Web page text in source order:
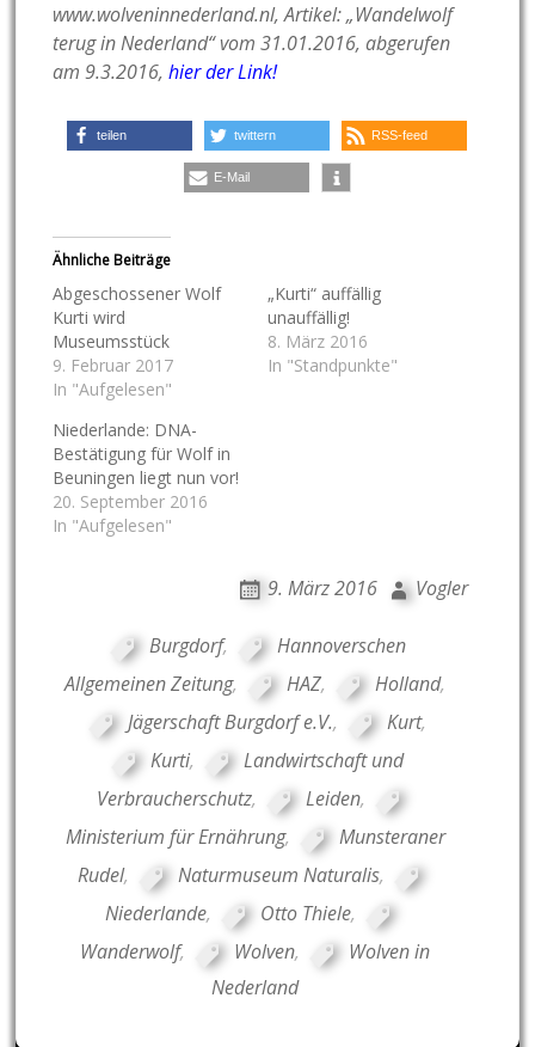
www.wolveninnederland.nl, Artikel: „Wandelwolf
terug in Nederland“ vom 31.01.2016, abgerufen
am 9.3.2016,hier der Link!
teilen twittern RSS-feed
E-Mail
Ähnliche Beiträge
Abgeschossener Wolf
Kurti wird
Museumsstück
9. Februar 2017
In "Aufgelesen"
„Kurti“ auffällig
unauffällig!
8. März 2016
In "Standpunkte"
Niederlande: DNA-
Bestätigung für Wolf in
Beuningen liegt nun vor!
20. September 2016
In "Aufgelesen"
9. März 2016 Vogler
Burgdorf,
Hannoverschen
Allgemeinen Zeitung, HAZ, Holland,
Jägerschaft Burgdorf e.V., Kurt,
Kurti,
Landwirtschaft und
Verbraucherschutz, Leiden,
Ministerium für Ernährung,
Munsteraner
Rudel, Naturmuseum Naturalis,
Niederlande, Otto Thiele,
Wanderwolf, Wolven,
Wolven in
Nederland